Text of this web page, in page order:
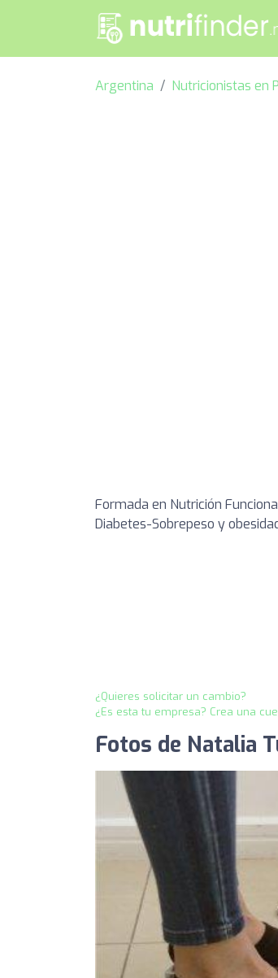
Argentina Nutricionistas en
Formada en Nutrición
Diabetes-Sobrepeso y
¿Quieres solicitar un cambio?
¿Es esta tu empresa? Crea una
Fotos de Natalia